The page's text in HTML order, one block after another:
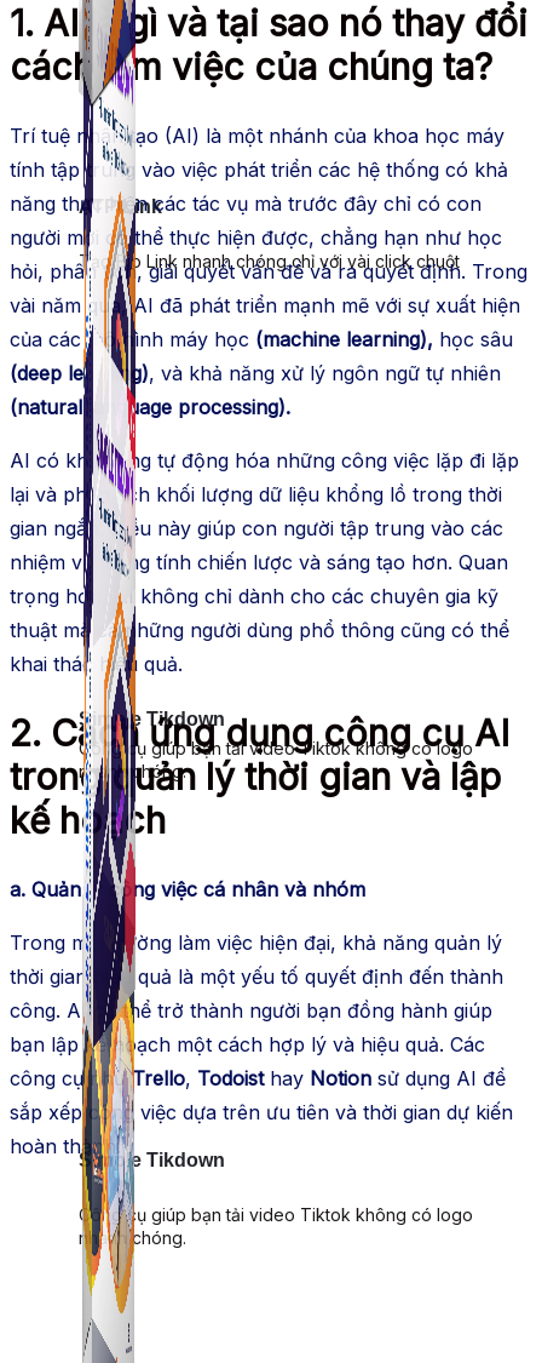
Simple Tikdown
Công cụ giúp bạn tải video Tiktok không có logo
nhanh chóng.
ATP Link
Tạo Bio Link nhanh chóng chỉ với vài click chuột
Simple Tikdown
Công cụ giúp bạn tải video Tiktok không có logo
nhanh chóng.
1. AI là gì và tại sao nó thay đổi
cách làm việc của chúng ta?
Trí tuệ nhân tạo (AI) là một nhánh của khoa học máy
tính tập trung vào việc phát triển các hệ thống có khả
năng thực hiện các tác vụ mà trước đây chỉ có con
người mới có thể thực hiện được, chẳng hạn như học
hỏi, phân tích, giải quyết vấn đề và ra quyết định. Trong
vài năm qua, AI đã phát triển mạnh mẽ với sự xuất hiện
của các mô hình máy học (machine learning), học sâu
(deep learning), và khả năng xử lý ngôn ngữ tự nhiên
(natural language processing).
AI có khả năng tự động hóa những công việc lặp đi lặp
lại và phân tích khối lượng dữ liệu khổng lồ trong thời
gian ngắn. Điều này giúp con người tập trung vào các
nhiệm vụ mang tính chiến lược và sáng tạo hơn. Quan
trọng hơn, AI không chỉ dành cho các chuyên gia kỹ
thuật mà cả những người dùng phổ thông cũng có thể
khai thác hiệu quả.
2. Cách ứng dụng công cụ AI
trong quản lý thời gian và lập
kế hoạch
a. Quản lý công việc cá nhân và nhóm
Trong môi trường làm việc hiện đại, khả năng quản lý
thời gian hiệu quả là một yếu tố quyết định đến thành
công. AI có thể trở thành người bạn đồng hành giúp
bạn lập kế hoạch một cách hợp lý và hiệu quả. Các
công cụ nhưTrello, Todoisthay Notion sử dụng AI để
sắp xếp công việc dựa trên ưu tiên và thời gian dự kiến
hoàn thành.